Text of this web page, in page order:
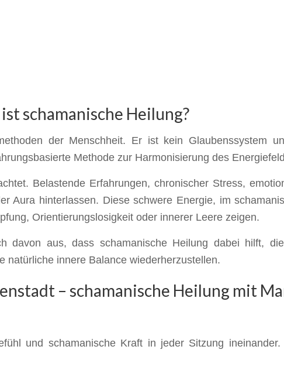
schamanische Heilung?
der Menschheit. Er ist kein Glaubenssystem
Methode zur Harmonisierung des
Belastende Erfahrungen, chronischer Stress,
Aura hinterlassen. Diese schwere Energie, im
Orientierungslosigkeit oder innerer Leere zeigen.
davon aus, dass schamanische Heilung dabei hilft,
natürliche innere Balance wiederherzustellen.
– schamanische Heilung mit
und schamanische Kraft in jeder Sitzung